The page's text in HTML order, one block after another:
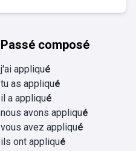
Passé composé
j'ai appliqué
tu as appliqué
il a appliqué
nous avons appliqué
vous avez appliqué
ils ont appliqué